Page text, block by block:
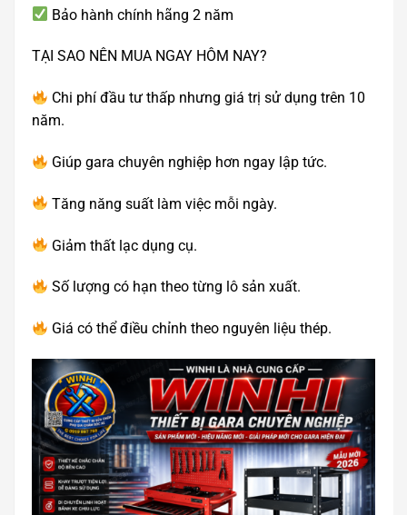
Bảo hành chính hãng 2 năm
TẠI SAO NÊN MUA NGAY HÔM NAY?
Chi phí đầu tư thấp nhưng giá trị sử dụng trên 10
năm.
Giúp gara chuyên nghiệp hơn ngay lập tức.
Tăng năng suất làm việc mỗi ngày.
Giảm thất lạc dụng cụ.
Số lượng có hạn theo từng lô sản xuất.
Giá có thể điều chỉnh theo nguyên liệu thép.